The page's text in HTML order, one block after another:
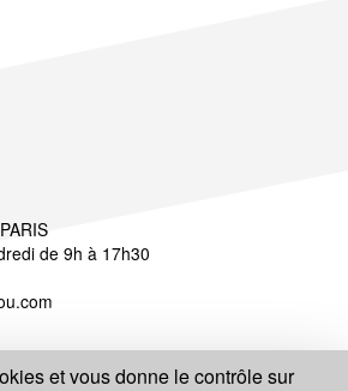
de 9h à 17h30
et vous donne le contrôle sur